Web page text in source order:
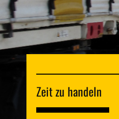
Zeit zu handeln